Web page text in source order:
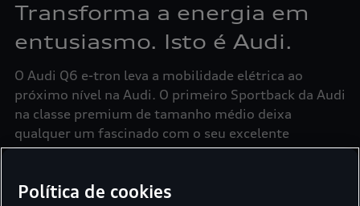
Transforma a energia em
entusiasmo. Isto é Audi.
O Audi Q6 e-tron leva a mobilidade elétrica ao
próximo nível na Audi. O primeiro Sportback da Audi
na classe premium de tamanho médio deixa
qualquer um fascinado com o seu excelente
desempenho elétrico, design progressivo e interior
Audi Q6 Sportback e-tron
Política de cookies